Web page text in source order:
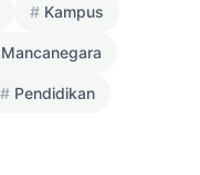
Kampus
Mancanegara
Pendidikan